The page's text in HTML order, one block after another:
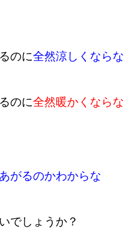
のに全然涼しくならな
のに全然暖かくならな
がるのかわからな
でしょうか？